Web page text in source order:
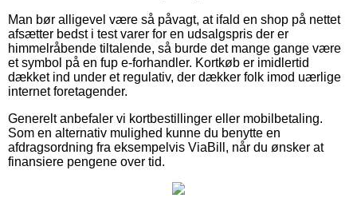
Man bør alligevel være så påvagt, at ifald en shop på nettet
afsætter bedst i test varer for en udsalgspris der er
himmelråbende tiltalende, så burde det mange gange være
et symbol på en fup e-forhandler. Kortkøb er imidlertid
dækket ind under et regulativ, der dækker folk imod uærlige
internet foretagender.
Generelt anbefaler vi kortbestillinger eller mobilbetaling.
Som en alternativ mulighed kunne du benytte en
afdragsordning fra eksempelvis ViaBill, når du ønsker at
finansiere pengene over tid.